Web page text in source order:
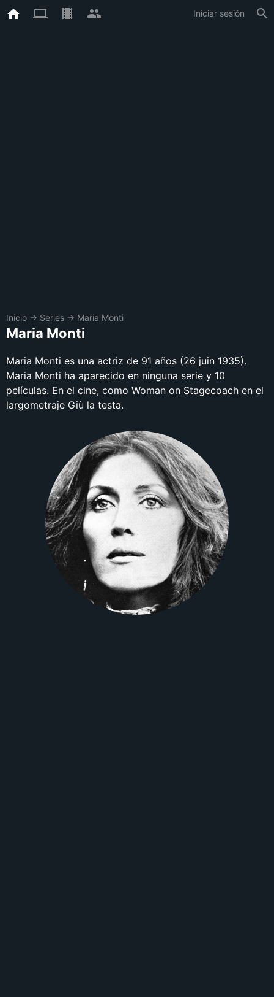
Iniciar sesión
Inicio → Series → Maria Monti
Maria Monti
Maria Monti es una actriz de 91 años (26 juin 1935).
Maria Monti ha aparecido en ninguna serie y 10
películas. En el cine, como Woman on Stagecoach en el
largometraje Giù la testa.